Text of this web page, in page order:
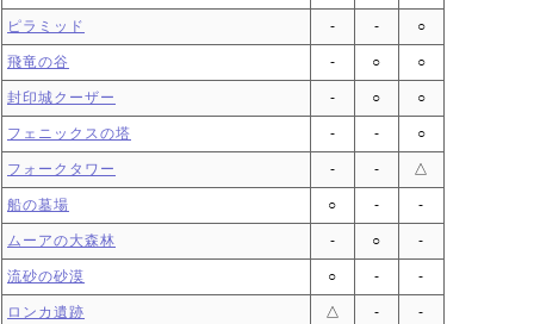
ピラミッド ‐ ‐ ○
飛竜の谷 ‐ ○ ○
封印城クーザー ‐ ○ ○
フェニックスの塔 ‐ ‐ ○
フォークタワー ‐ ‐ △
船の墓場 ○ ‐ ‐
ムーアの大森林 ‐ ○ ‐
流砂の砂漠 ○ ‐ ‐
ロンカ遺跡 △ ‐ ‐